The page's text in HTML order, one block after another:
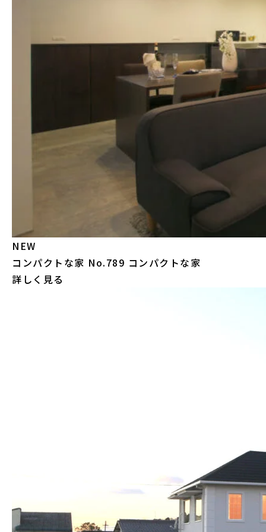
NEW
コンパクトな家 No.789 コンパクトな家
詳しく見る